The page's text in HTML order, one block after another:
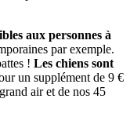
aux personnes à
par exemple.
! Les chiens sont
un supplément de 9 €
air et de nos 45